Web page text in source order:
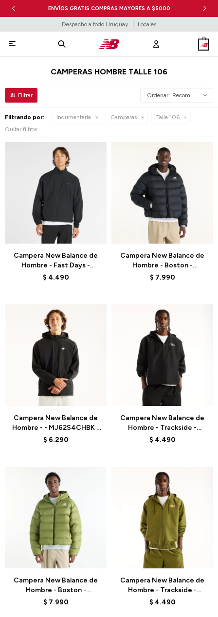
ENVÍOS GRATIS COMPRAS MAYORES A $5000
Despacho a todo Uruguay Locales

CAMPERAS HOMBRE TALLE 106
Recomendados
Filtrando por: Indumentaria Camperas
Talle 106
Quitar filtros
Campera New Balance de
Hombre - Fast Days -
MJ6126S5BK - BLACK
$ 4.490
Campera New Balance de
Hombre - Boston -
MJ62G17OBK - BLACK
$ 7.990
Campera New Balance de
Hombre - - MJ62S4CHBK -
BLACK
$ 6.290
Campera New Balance de
Hombre - Trackside -
MJ62Y8SJBK - BLACK
$ 4.490
Campera New Balance de
Hombre - Boston -
MJ62G17OGEE - GREEN
$ 7.990
Talle
Campera New Balance de
Hombre - Trackside -
MJ62Y8SJGEE - GREEN
$ 4.490